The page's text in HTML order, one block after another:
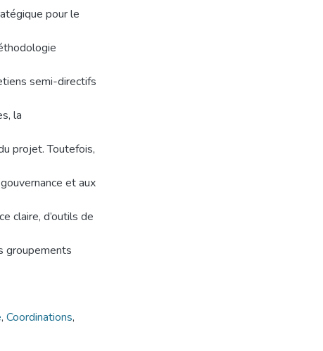
pour le
semi-directifs
la
projet. Toutefois,
et aux
claire, d’outils de
groupements
, Coordinations,